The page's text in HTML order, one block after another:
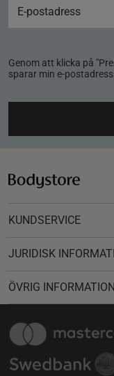
Genom att klicka på
sparar min e-
KUNDSERVICE
JURIDISK
ÖVRIG INFORMATION